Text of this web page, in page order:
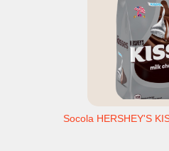
Socola HERSHEY'S